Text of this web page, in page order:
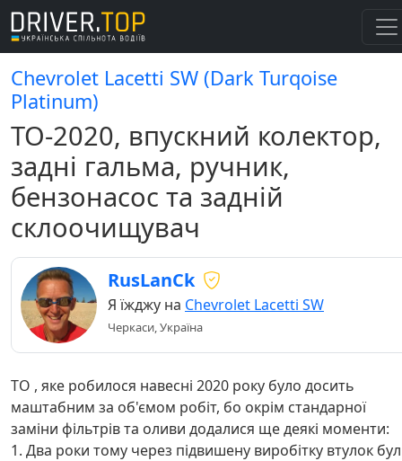
Chevrolet Lacetti SW (Dark Turqoise
Platinum)
ТО-2020, впускний колектор,
задні гальма, ручник,
бензонасос та задній
склоочищувач
RusLanCk
Я їжджу на Chevrolet Lacetti SW
Черкаси, Україна
ТО , яке робилося навесні 2020 року було досить
маштабним за об'ємом робіт, бо окрім стандарної
заміни фільтрів та оливи додалися ще деякі моменти:
1. Два роки тому через підвишену виробітку втулок